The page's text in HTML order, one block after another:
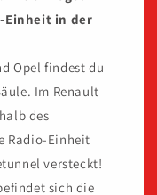
Einheit in der
Opel findest du
Im Renault
des
Radio-Einheit
versteckt!
sich die